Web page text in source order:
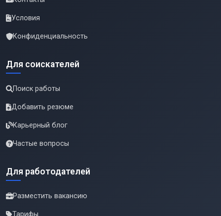
Условия
Конфиденциальность
Для соискателей
Поиск работы
Добавить резюме
Карьерный блог
Частые вопросы
Для работодателей
Разместить вакансию
Тарифы